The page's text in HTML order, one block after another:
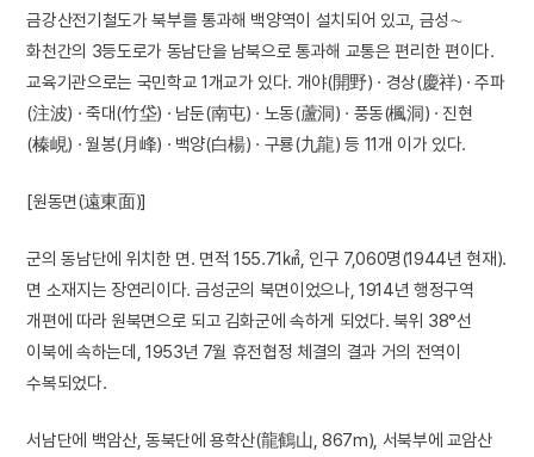
금강산전기철도가 북부를 통과해 백양역이 설치되어 있고, 금성∼
화천간의 3등도로가 동남단을 남북으로 통과해 교통은 편리한 편이다.
교육기관으로는 국민학교 1개교가 있다. 개야(開野) · 경상(慶祥) · 주파
(注波) · 죽대(竹垈) · 남둔(南屯) · 노동(蘆洞) · 풍동(楓洞) · 진현
(榛峴) · 월봉(月峰) · 백양(白楊) · 구룡(九龍) 등 11개 이가 있다.
[원동면(遠東面)]
군의 동남단에 위치한 면. 면적 155.71㎢, 인구 7,060명(1944년 현재).
면 소재지는 장연리이다. 금성군의 북면이었으나, 1914년 행정구역
개편에 따라 원북면으로 되고 김화군에 속하게 되었다. 북위 38°선
이북에 속하는데, 1953년 7월 휴전협정 체결의 결과 거의 전역이
수복되었다.
서남단에 백암산, 동북단에 용학산(龍鶴山, 867m), 서북부에 교암산